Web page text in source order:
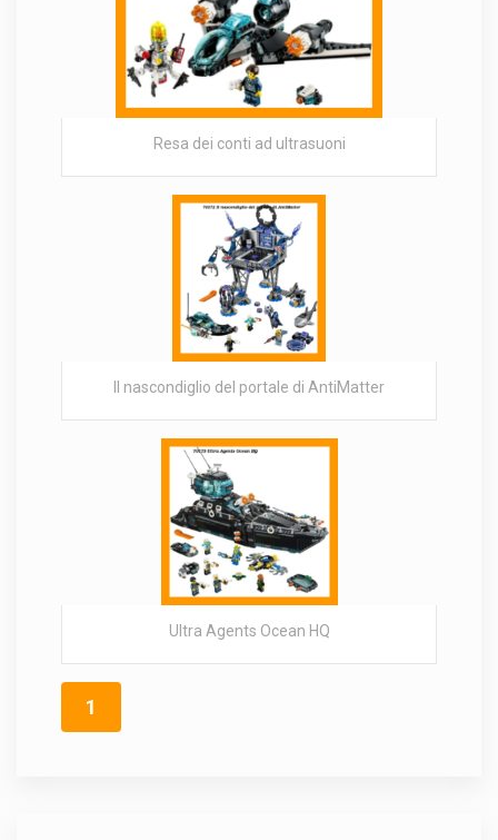
Resa dei conti ad ultrasuoni
Il nascondiglio del portale di AntiMatter
Ultra Agents Ocean HQ
1